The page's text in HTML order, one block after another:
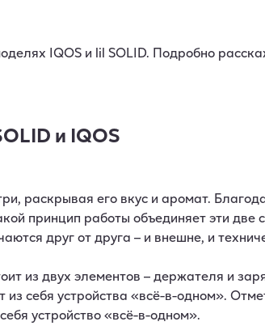
IQOS и lil SOLID. Подробно
и IQOS
раскрывая его вкус и аромат.
принцип работы объединяет эти две
друг от друга – и внешне, и
из двух элементов – держателя и
из себя устройства «всё-в-одном».
устройство «всё-в-одном».